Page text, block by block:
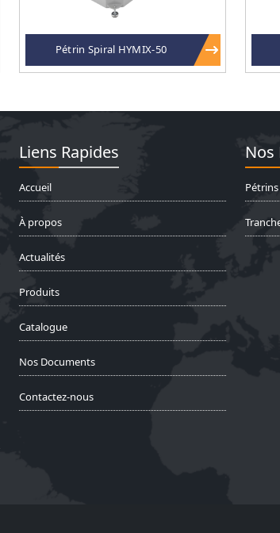
Pétrin Spiral HYMIX-50
Liens Rapides
Accueil
À propos
Actualités
Produits
Catalogue
Nos Documents
Contactez-nous
Nos
Pétrins